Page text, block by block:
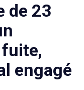
de 23
engagé